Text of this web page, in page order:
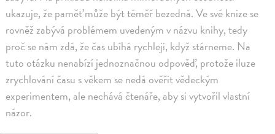
ukazuje, že paměť může být téměř bezedná. Ve své knize se
rovněž zabývá problémem uvedeným v názvu knihy, tedy
proč se nám zdá, že čas ubíhá rychleji, když stárneme. Na
tuto otázku nenabízí jednoznačnou odpověď, protože iluze
zrychlování času s věkem se nedá ověřit vědeckým
experimentem, ale nechává čtenáře, aby si vytvořil vlastní
názor.